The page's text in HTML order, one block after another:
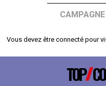
CAMPAGNE
Vous devez être connecté pour
TOP